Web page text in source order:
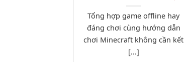
Tổng hợp game offline hay
đáng chơi cùng hướng dẫn
chơi Minecraft không cần kết
[...]